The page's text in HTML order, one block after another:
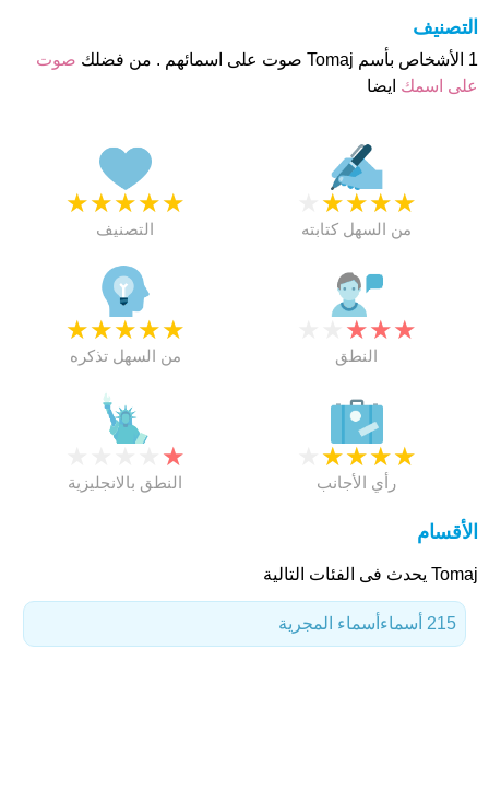
التصنيف
1 الأشخاص بأسم Tomaj صوت على اسمائهم . من فضلك
صوت
على اسمك ايضا
★
★
★
★
★
التصنيف
★
★
★
★
من السهل كتابته
★
★
★
★
★
من السهل تذكره
★
★
★
النطق
★
النطق بالانجليزية
★
★
★
★
رأي الأجانب
الأقسام
Tomaj يحدث فى الفئات التالية
أسماء المجرية 215 أسماء